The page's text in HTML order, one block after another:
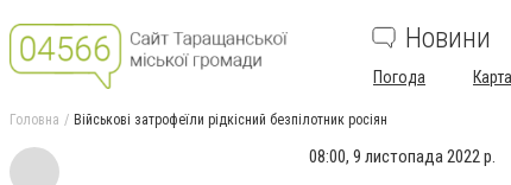
Новини
Погода
Головна Військові затрофеїли рідкісний безпілотник росіян
08:00, 9 листопада 2022 р.